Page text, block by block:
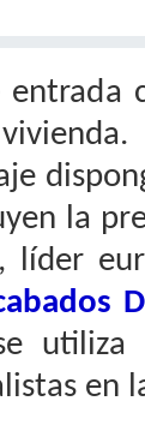
entrada
la
, líder
en